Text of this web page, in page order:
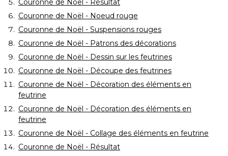
Couronne de Noël - Noeud rouge
Couronne de Noël - Suspensions rouges
Couronne de Noël - Patrons des décorations
Couronne de Noël - Dessin sur les feutrines
Couronne de Noël - Découpe des feutrines
Couronne de Noël - Décoration des éléments en
feutrine
Couronne de Noël - Décoration des éléments en
feutrine
Couronne de Noël - Collage des éléments en feutrine
Couronne de Noël - Résultat